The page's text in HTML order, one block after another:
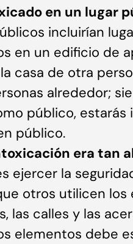
en un lugar
incluirían
en un edificio de
casa de otra
alrededor;
público, estarás
público.
era tan
ejercer la
otros utilicen los
las calles y las
elementos debe